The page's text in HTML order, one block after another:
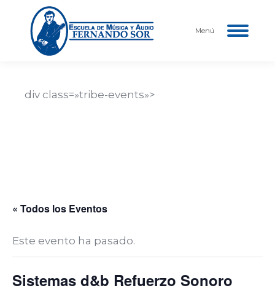
Menú
div class=»tribe-events»>
« Todos los Eventos
Este evento ha pasado.
Sistemas d&b Refuerzo Sonoro